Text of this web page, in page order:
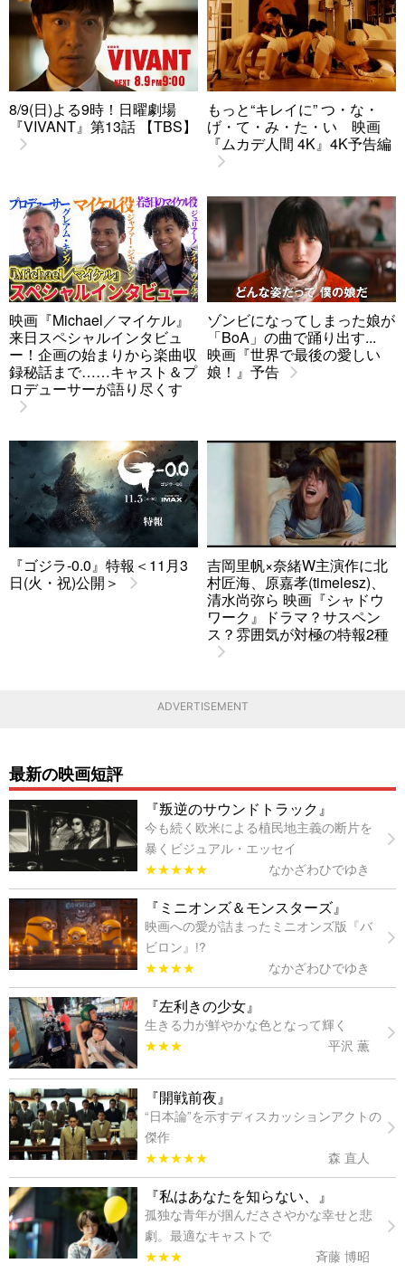
8/9(日)よる9時！日曜劇場
『VIVANT』第13話 【TBS】
もっと“キレイに” つ・な・
げ・て・み・た・い 映画
『ムカデ人間 4K』4K予告編
映画『Michael／マイケル』
来日スペシャルインタビュ
ー！企画の始まりから楽曲収
録秘話まで……キャスト＆プ
ロデューサーが語り尽くす
ゾンビになってしまった娘が
「BoA」の曲で踊り出す...
映画『世界で最後の愛しい
娘！』予告
『ゴジラ-0.0』特報＜11月3
日(火・祝)公開＞
吉岡里帆×奈緒W主演作に北
村匠海、原嘉孝(timelesz)、
清水尚弥ら 映画『シャドウ
ワーク』ドラマ？サスペン
ス？雰囲気が対極の特報2種
ADVERTISEMENT
最新の映画短評
『叛逆のサウンドトラック』
今も続く欧米による植民地主義の断片を
暴くビジュアル・エッセイ
★★★★★
なかざわひでゆき
『ミニオンズ＆モンスターズ』
映画への愛が詰まったミニオンズ版『バ
ビロン』!?
★★★★
なかざわひでゆき
『左利きの少女』
生きる力が鮮やかな色となって輝く
★★★
平沢 薫
『開戦前夜』
“日本論”を示すディスカッションアクトの
傑作
★★★★★
森 直人
『私はあなたを知らない、』
孤独な青年が掴んだささやかな幸せと悲
劇。最適なキャストで
★★★
斉藤 博昭